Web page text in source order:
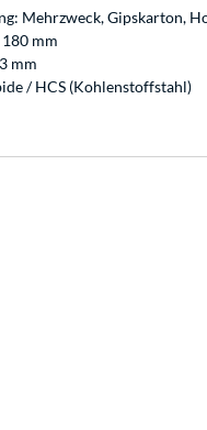
Mehrzweck, Gipskarton,
mm
mm
/ HCS (Kohlenstoffstahl)